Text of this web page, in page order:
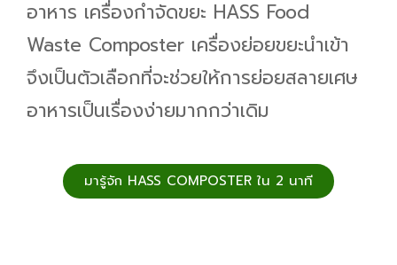
อาหาร เครื่องกำจัดขยะ HASS Food
Waste Composter เครื่องย่อยขยะนำเข้า
จึงเป็นตัวเลือกที่จะช่วยให้การย่อยสลายเศษ
อาหารเป็นเรื่องง่ายมากกว่าเดิม
มารู้จัก HASS COMPOSTER ใน 2 นาที